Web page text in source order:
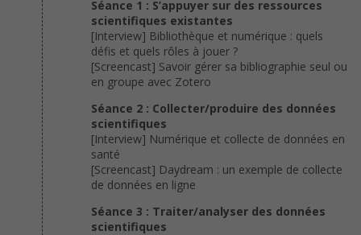
Séance 1 : S’appuyer sur des ressources
scientifiques existantes
[Interview] Bibliothèque et numérique : quels
défis et quels rôles à jouer ?
[Screencast] Savoir gérer sa bibliographie seul ou
en groupe avec Zotero
Séance 2 : Collecter/produire des données
scientifiques
[Interview] Numérique et collecte de données en
santé
[Screencast] Daydream : un exemple de collecte
de données en ligne
Séance 3 : Traiter/analyser des données
scientifiques